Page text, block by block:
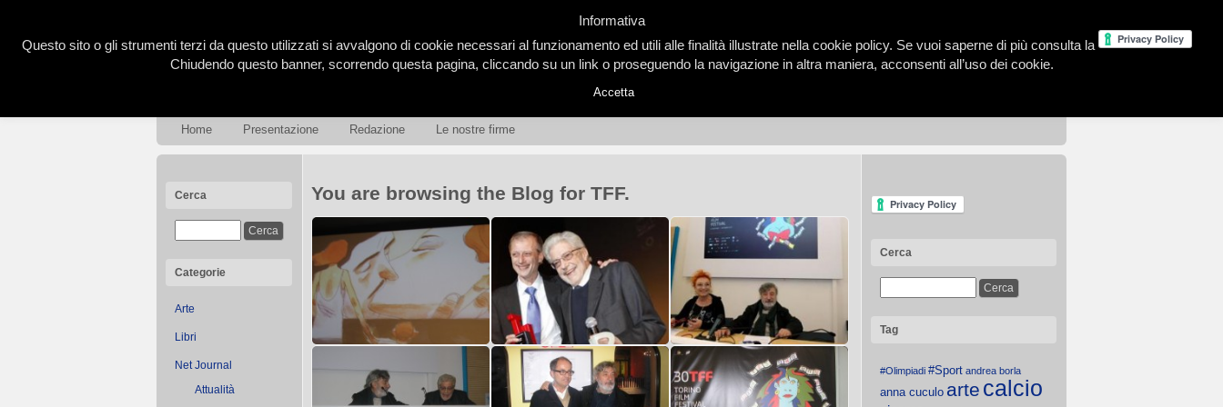
Home Presentazione Redazione Le nostre firme
Cerca
Categorie
Arte
Libri
Net Journal
Attualità
You are browsing the Blog for TFF.
31° Torino Film Festival
Alla conferenza stampa di
TFF: al Reposi la cerimonia di
L’ultima conferenza stampa di
Cerca
Tag
#Olimpiadi #Sport andrea borla
anna cuculo arte calcio
Informativa
Questo sito o gli strumenti terzi da questo utilizzati si avvalgono di cookie necessari al funzionamento ed utili alle finalità illustrate nella cookie policy. Se vuoi saperne di più consulta la
Chiudendo questo banner, scorrendo questa pagina, cliccando su un link o proseguendo la navigazione in altra maniera, acconsenti all’uso dei cookie.
Accetta